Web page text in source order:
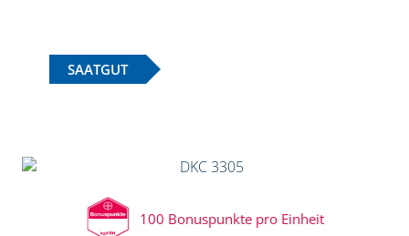
SAATGUT
100 Bonuspunkte pro Einheit